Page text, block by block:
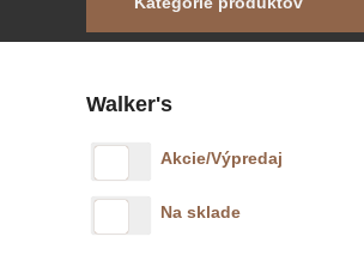
Walker's
Akcie/Výpredaj
Na sklade